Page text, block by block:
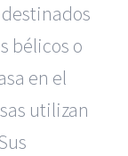
bélicos o
en el
utilizan